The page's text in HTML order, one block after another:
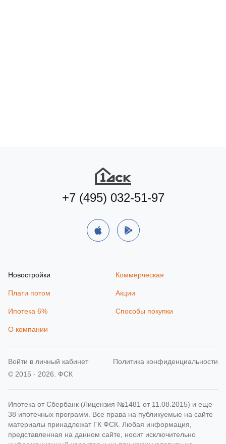
Подобрать квартиру
+7 (495) 032-51-97
Новостройки Коммерческая
Плати потом Акции
Ипотека 6% Способы покупки
О компании
© 2015 - 2026. ФСК
Политика конфиденциальности
Ипотека от Сбербанк (Лицензия №1481 от 11.08.2015) и еще
38 ипотечных программ. Все права на публикуемые на сайте
материалы принадлежат ГК ФСК. Любая информация,
представленная на данном сайте, носит исключительно
Войти в личный кабинет